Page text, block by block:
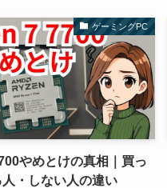
ゲーミングPC
やめとけの真相｜買っ
・しない人の違い